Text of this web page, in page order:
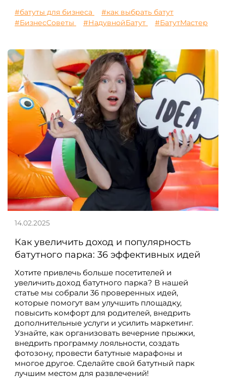
#батуты для бизнеса
#как выбрать батут
#БизнесСоветы
#НадувнойБатут #БатутМастер
Как увеличить доход и популярность
батутного парка: 36 эффективных идей
Хотите привлечь больше посетителей и
увеличить доход батутного парка? В нашей
статье мы собрали 36 проверенных идей,
которые помогут вам улучшить площадку,
повысить комфорт для родителей, внедрить
дополнительные услуги и усилить маркетинг.
Узнайте, как организовать вечерние прыжки,
внедрить программу лояльности, создать
фотозону, провести батутные марафоны и
многое другое. Сделайте свой батутный парк
лучшим местом для развлечений!
14.02.2025